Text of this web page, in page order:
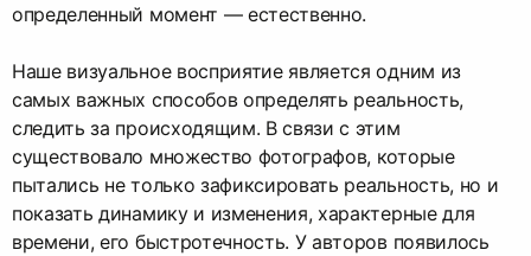
определенный момент — естественно.
Наше визуальное восприятие является одним из
самых важных способов определять реальность,
следить за происходящим. В связи с этим
существовало множество фотографов, которые
пытались не только зафиксировать реальность, но и
показать динамику и изменения, характерные для
времени, его быстротечность. У авторов появилось